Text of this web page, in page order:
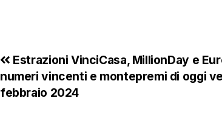
Estrazioni VinciCasa, MillionDay e
numeri vincenti e montepremi di oggi
febbraio 2024